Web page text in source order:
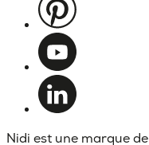
Nidi est une marque de